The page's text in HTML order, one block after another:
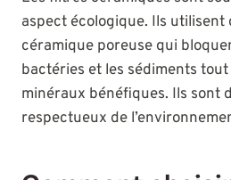
aspect écologique. Ils utilisent
céramique poreuse qui
bactéries et les sédiments
minéraux bénéfiques. Ils sont
respectueux de